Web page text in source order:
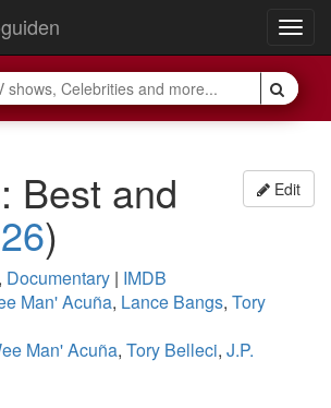
Edit
Best and
)
Documentary | IMDB
Man' Acuña, Lance Bangs, Tory
Man' Acuña, Tory Belleci, J.P.